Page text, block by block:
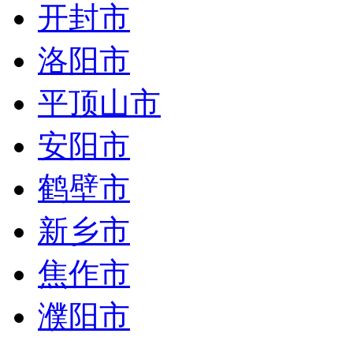
开封市
洛阳市
平顶山市
安阳市
鹤壁市
新乡市
焦作市
濮阳市